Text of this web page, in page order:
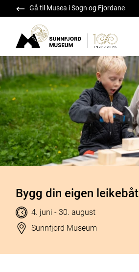
Gå til Musea i Sogn og Fjordane
Sunnfjord Museum
Bygg din eigen leikebåt
Tidspunkt
4. juni til
- 30. august
Stad
Sunnfjord Museum